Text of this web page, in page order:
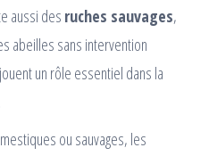
aussi des ruches sauvages,
abeilles sans intervention
un rôle essentiel dans la
ou sauvages, les